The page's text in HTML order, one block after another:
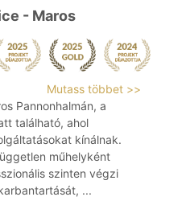
- Maros
Mutass többet >>
Pannonhalmán, a
található, ahol
kínálnak.
műhelyként
szinten végzi
...